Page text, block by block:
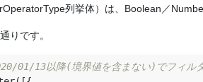
列挙体）は、Boolean／
りです。
01/13以降(境界値を含まない)でフィル